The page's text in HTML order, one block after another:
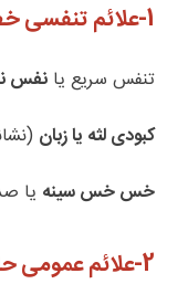
1- علائم تنفسی
تنفس سریع یا نفس
کبودی لثه یا زبان
خس خس سینه یا
2-علائم عمومی حاد